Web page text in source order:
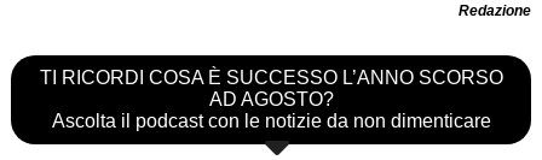
Redazione
TI RICORDI COSA È SUCCESSO L’ANNO SCORSO
AD AGOSTO?
Ascolta il podcast con le notizie da non dimenticare